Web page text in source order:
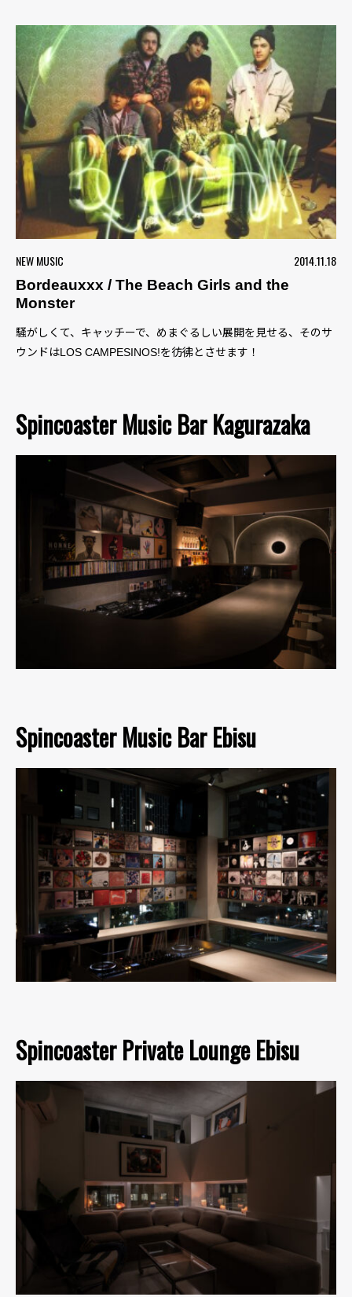
NEW MUSIC
2014.11.18
Bordeauxxx / The Beach Girls and the
Monster
騒がしくて、キャッチーで、めまぐるしい展開を見せる、そのサ
ウンドはLOS CAMPESINOS!を彷彿とさせます！
Spincoaster Music Bar Kagurazaka
Spincoaster Music Bar Ebisu
Spincoaster Private Lounge Ebisu